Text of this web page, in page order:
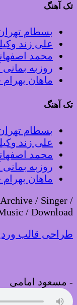
آهنگ
بسطام تهران
علی زند
محمد
روزبه بمانی
ماهان بهرام
آهنگ
بسطام تهران
علی زند
محمد
روزبه بمانی
ماهان بهرام
Archive / Singer
Music /
قالب
مسعود امامی